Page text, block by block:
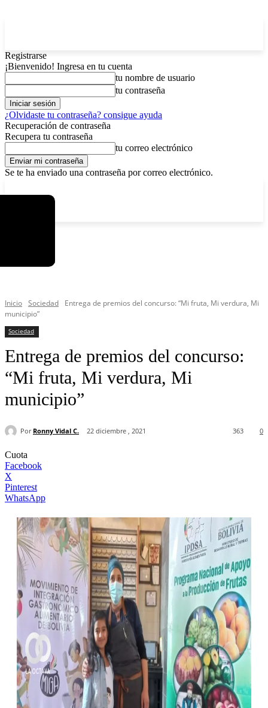
Registrarse
¡Bienvenido! Ingresa en tu cuenta
tu nombre de usuario
tu contraseña
¿Olvidaste tu contraseña? consigue ayuda
Recuperación de contraseña
Recupera tu contraseña
tu correo electrónico
Se te ha enviado una contraseña por correo electrónico.
Inicio Sociedad
Entrega de premios del concurso: “Mi fruta, Mi verdura, Mi
municipio”
Sociedad
Entrega de premios del concurso:
“Mi fruta, Mi verdura, Mi
municipio”
Por Ronny Vidal C. 22 diciembre , 2021 0
363
Cuota
Facebook
X
Pinterest
WhatsApp